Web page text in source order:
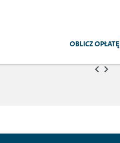
OBLICZ OPŁATĘ